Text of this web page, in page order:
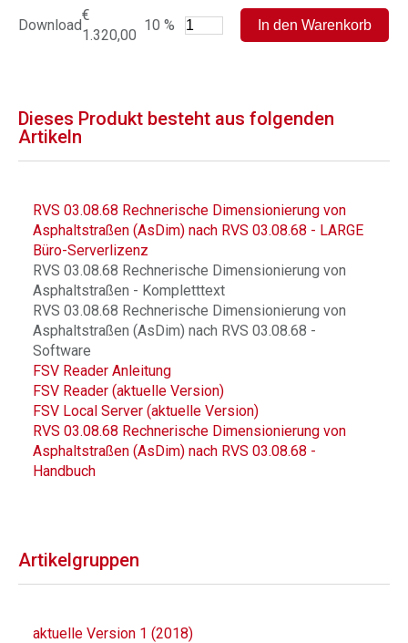
Download
€
1.320,00
10 %
Dieses Produkt besteht aus folgenden
Artikeln
RVS 03.08.68 Rechnerische Dimensionierung von
Asphaltstraßen (AsDim) nach RVS 03.08.68 - LARGE
Büro-Serverlizenz
RVS 03.08.68 Rechnerische Dimensionierung von
Asphaltstraßen - Kompletttext
RVS 03.08.68 Rechnerische Dimensionierung von
Asphaltstraßen (AsDim) nach RVS 03.08.68 -
Software
FSV Reader Anleitung
FSV Reader (aktuelle Version)
FSV Local Server (aktuelle Version)
RVS 03.08.68 Rechnerische Dimensionierung von
Asphaltstraßen (AsDim) nach RVS 03.08.68 -
Handbuch
Artikelgruppen
aktuelle Version 1 (2018)